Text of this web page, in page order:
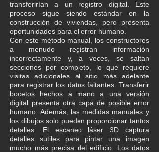
transferirían a un registro digital. Este
proceso sigue siendo estándar en la
construcción de viviendas, pero presenta
oportunidades para el error humano.
Con este método manual, los constructores
a menudo registran información
incorrectamente y, a veces, se saltan
secciones por completo, lo que requiere
visitas adicionales al sitio más adelante
para registrar los datos faltantes. Transferir
bocetos hechos a mano a una versión
digital presenta otra capa de posible error
humano. Además, las medidas manuales y
los dibujos solo pueden proporcionar tantos
detalles. El escaneo láser 3D captura
detalles sutiles para pintar una imagen
mucho más precisa del edificio. Los datos